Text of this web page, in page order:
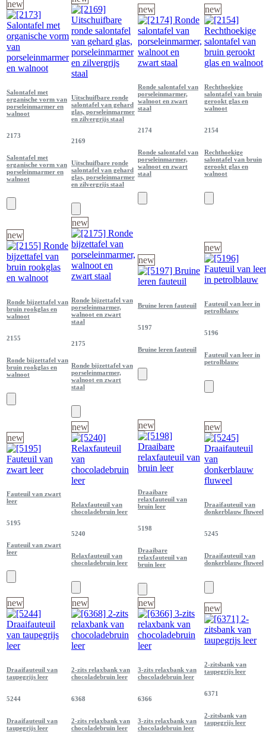
new
Salontafel met
organische vorm van
porseleinmarmer en
walnoot
2173
Salontafel met
organische vorm van
porseleinmarmer en
walnoot
Uitschuifbare ronde
salontafel van gehard
glas, porseleinmarmer
en zilvergrijs staal
2169
Uitschuifbare ronde
salontafel van gehard
glas, porseleinmarmer
en zilvergrijs staal
new
Ronde salontafel van
porseleinmarmer,
walnoot en zwart
staal
2174
Ronde salontafel van
porseleinmarmer,
walnoot en zwart
staal
new
Rechthoekige
salontafel van bruin
gerookt glas en
walnoot
2154
Rechthoekige
salontafel van bruin
gerookt glas en
walnoot
new
Ronde bijzettafel van
bruin rookglas en
walnoot
2155
Ronde bijzettafel van
bruin rookglas en
walnoot
new
Ronde bijzettafel van
porseleinmarmer,
walnoot en zwart
staal
2175
Ronde bijzettafel van
porseleinmarmer,
walnoot en zwart
staal
new
Bruine leren fauteuil
5197
Bruine leren fauteuil
new
Fauteuil van leer in
petrolblauw
5196
Fauteuil van leer in
petrolblauw
new
Fauteuil van zwart
leer
5195
Fauteuil van zwart
leer
new
Relaxfauteuil van
chocoladebruin leer
5240
Relaxfauteuil van
chocoladebruin leer
new
Draaibare
relaxfauteuil van
bruin leer
5198
Draaibare
relaxfauteuil van
bruin leer
new
Draaifauteuil van
donkerblauw fluweel
5245
Draaifauteuil van
donkerblauw fluweel
new
Draaifauteuil van
taupegrijs leer
5244
Draaifauteuil van
taupegrijs leer
new
2-zits relaxbank van
chocoladebruin leer
6368
2-zits relaxbank van
chocoladebruin leer
new
3-zits relaxbank van
chocoladebruin leer
6366
3-zits relaxbank van
chocoladebruin leer
new
2-zitsbank van
taupegrijs leer
6371
2-zitsbank van
taupegrijs leer